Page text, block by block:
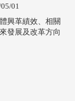
01
興革績效、相關
發展及改革方向